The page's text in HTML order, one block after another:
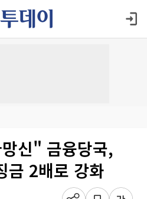
신" 금융당국,
금 2배로 강화